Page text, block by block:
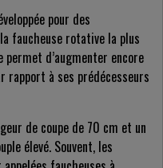
pour des
faucheuse rotative la plus
d’augmenter encore
rapport à ses prédécesseurs
de coupe de 70 cm et un
élevé. Souvent, les